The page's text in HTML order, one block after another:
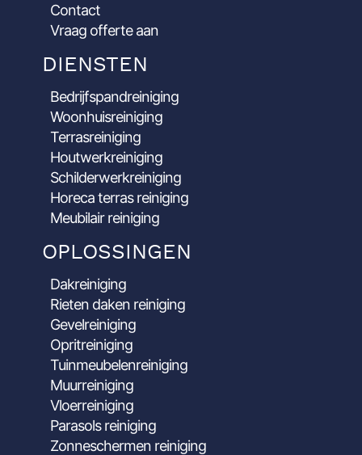
Contact
Vraag offerte aan
DIENSTEN
Bedrijfspandreiniging
Woonhuisreiniging
Terrasreiniging
Houtwerkreiniging
Schilderwerkreiniging
Horeca terras reiniging
Meubilair reiniging
OPLOSSINGEN
Dakreiniging
Rieten daken reiniging
Gevelreiniging
Opritreiniging
Tuinmeubelenreiniging
Muurreiniging
Vloerreiniging
Parasols reiniging
Zonneschermen reiniging